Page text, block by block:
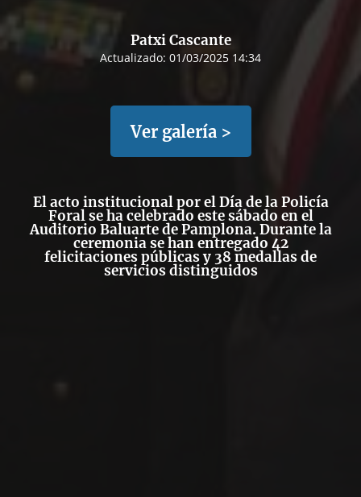
Patxi Cascante
Actualizado: 01/03/2025 14:34
Ver galería >
El acto institucional por el Día de la Policía
Foral se ha celebrado este sábado en el
Auditorio Baluarte de Pamplona. Durante la
ceremonia se han entregado 42
felicitaciones públicas y 38 medallas de
servicios distinguidos